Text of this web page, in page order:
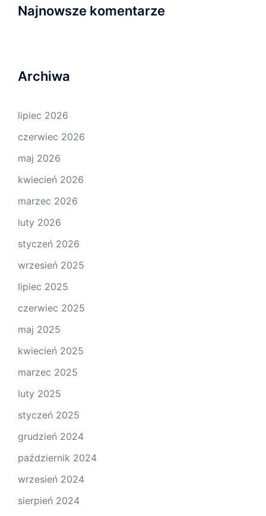
Najnowsze komentarze
Archiwa
lipiec 2026
czerwiec 2026
maj 2026
kwiecień 2026
marzec 2026
luty 2026
styczeń 2026
wrzesień 2025
lipiec 2025
czerwiec 2025
maj 2025
kwiecień 2025
marzec 2025
luty 2025
styczeń 2025
grudzień 2024
październik 2024
wrzesień 2024
sierpień 2024